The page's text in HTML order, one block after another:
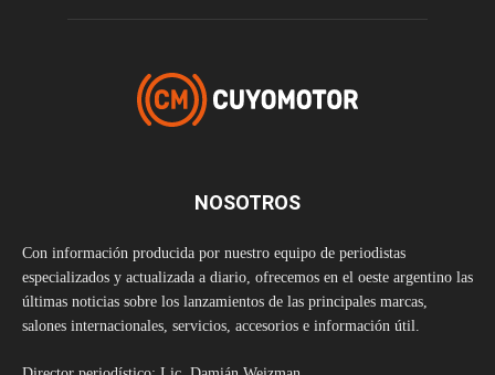
NOSOTROS
Con información producida por nuestro equipo de periodistas
especializados y actualizada a diario, ofrecemos en el oeste argentino las
últimas noticias sobre los lanzamientos de las principales marcas,
salones internacionales, servicios, accesorios e información útil.